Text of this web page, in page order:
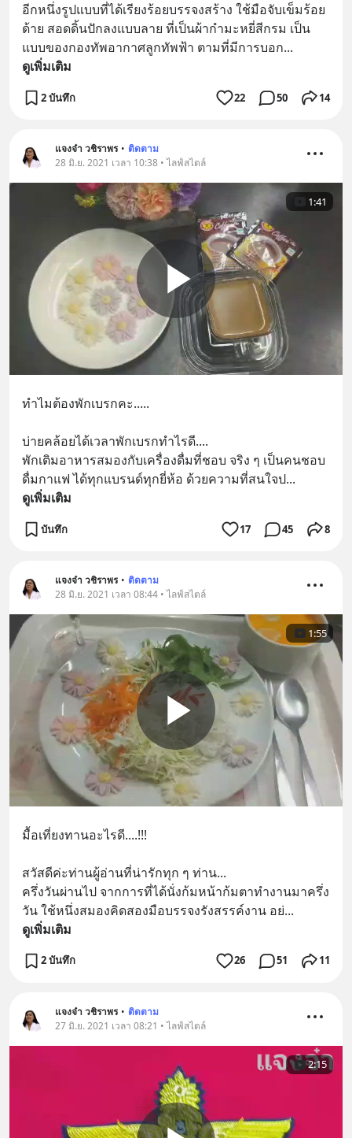
อีกหนึ่งรูปแบบที่ได้เรียงร้อยบรรจงสร้าง ใช้มือจับเข็มร้อย
ด้าย สอดดิ้นปักลงแบบลาย ที่เป็นผ้ากำมะหยี่สีกรม เป็น
แบบของกองทัพอากาศลูกทัพฟ้า ตามที่มีการบอก...
ดูเพิ่มเติม
2 บันทึก 22 50 14
แจงจ๋า วชิราพร • ติดตาม
28 มิ.ย. 2021 เวลา 10:38 • ไลฟ์สไตล์
1:41
ทำไมต้องพักเบรกคะ.....
บ่ายคล้อยได้เวลาพักเบรกทำไรดี....
พักเติมอาหารสมองกับเครื่องดื่มที่ชอบ จริง ๆ เป็นคนชอบ
ดื่มกาแฟ ได้ทุกแบรนด์ทุกยี่ห้อ ด้วยความที่สนใจป...
ดูเพิ่มเติม
บันทึก 17 45 8
แจงจ๋า วชิราพร • ติดตาม
28 มิ.ย. 2021 เวลา 08:44 • ไลฟ์สไตล์
1:55
มื้อเที่ยงทานอะไรดี....!!!
สวัสดีค่ะท่านผู้อ่านที่น่ารักทุก ๆ ท่าน...
ครึ่งวันผ่านไป จากการที่ได้นั่งก้มหน้าก้มตาทำงานมาครึ่ง
วัน ใช้หนึ่งสมองคิดสองมือบรรจงรังสรรค์งาน อย่...
ดูเพิ่มเติม
2 บันทึก 26 51 11
แจงจ๋า วชิราพร • ติดตาม
27 มิ.ย. 2021 เวลา 08:21 • ไลฟ์สไตล์
2:15